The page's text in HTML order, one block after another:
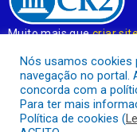
Muito mais quecriar
contrato que todas as
públicaserão atendidas.
Conheça oPNTPe o
Nós usamos cookies
navegação no portal.
concorda com a
Para ter mais
Política de cookies (